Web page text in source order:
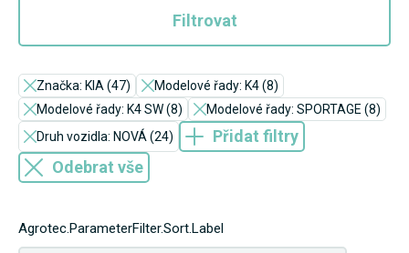
Filtrovat
Značka: KIA (47)
Modelové řady: K4 (8)
Modelové řady: K4 SW (8)
Modelové řady: SPORTAGE (8)
Druh vozidla: NOVÁ (24)
Přidat filtry
Odebrat vše
Agrotec.ParameterFilter.Sort.Label